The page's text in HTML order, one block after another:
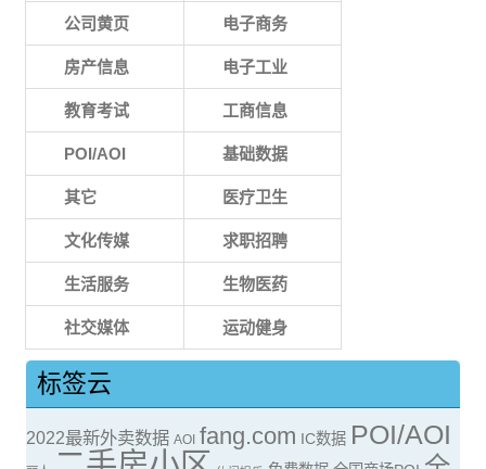
公司黄页 电子商务
房产信息 电子工业
教育考试 工商信息
POI/AOI 基础数据
其它 医疗卫生
文化传媒 求职招聘
生活服务 生物医药
社交媒体 运动健身
标签云
2022最新外卖数据 AOI fang.com IC数据 POI/AOI